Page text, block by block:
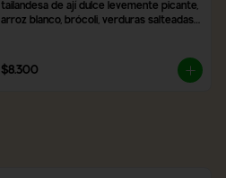
tailandesa de ají dulce levemente picante,
arroz blanco, brócoli, verduras salteadas
$8.300